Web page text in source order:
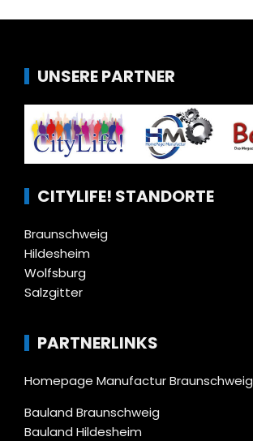
UNSERE PARTNER
CITYLIFE! STANDORTE
Braunschweig
Hildesheim
Wolfsburg
Salzgitter
PARTNERLINKS
Homepage Manufactur Braunschweig
Bauland Braunschweig
Bauland Hildesheim